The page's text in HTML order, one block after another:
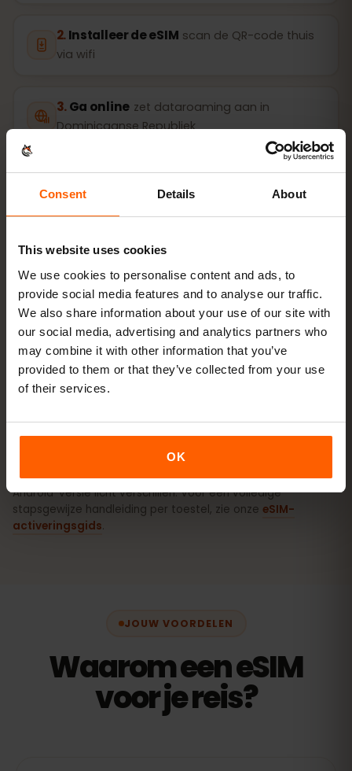
Consent Details About
This website uses cookies
We use cookies to personalise content and ads, to
provide social media features and to analyse our traffic.
We also share information about your use of our site with
our social media, advertising and analytics partners who
may combine it with other information that you’ve
provided to them or that they’ve collected from your use
of their services.
OK
Installeer de eSIM scan de QR-code thuis
via wifi
Ga online zet dataroaming aan in
Dominicaanse Republiek
Instellen duurt maar 2 minuten: iPhoneInstellingen →
Mobiel netwerk → eSIM toevoegen
, AndroidNetwerk
compatibiliteit
Zo activeer je de eSIM op iPhone (iOS)
(Samsung, Pixel e.a.)
De exacte menunamen kunnen per telefoonmodel en
Android-versie licht verschillen. Voor een volledige
stapsgewijze handleiding per toestel, zie onze eSIM-
activeringsgids.
JOUW VOORDELEN
Waarom een eSIM
voor je reis?